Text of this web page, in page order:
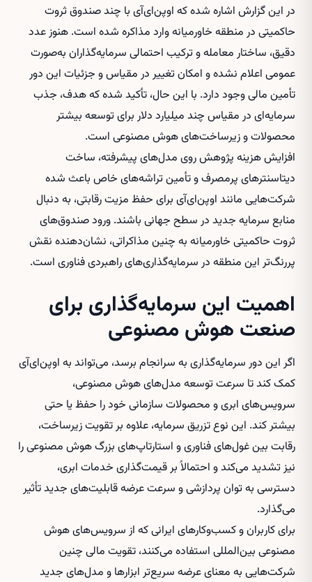
در این گزارش اشاره شده که اوپن‌ای‌آی با چند صندوق ثروت
حاکمیتی در منطقه خاورمیانه وارد مذاکره شده است. هنوز عدد
دقیق، ساختار معامله و ترکیب احتمالی سرمایه‌گذاران به‌صورت
عمومی اعلام نشده و امکان تغییر در مقیاس و جزئیات این دور
تأمین مالی وجود دارد. با این حال، تأکید شده که هدف، جذب
سرمایه‌ای در مقیاس چند میلیارد دلار برای توسعه بیشتر
محصولات و زیرساخت‌های هوش مصنوعی است.
افزایش هزینه پژوهش روی مدل‌های پیشرفته، ساخت
دیتاسنترهای پرمصرف و تأمین تراشه‌های خاص باعث شده
شرکت‌هایی مانند اوپن‌ای‌آی برای حفظ مزیت رقابتی، به دنبال
منابع سرمایه‌ جدید در سطح جهانی باشند. ورود صندوق‌های
ثروت حاکمیتی خاورمیانه به چنین مذاکراتی، نشان‌دهنده نقش
پررنگ‌تر این منطقه در سرمایه‌گذاری‌های راهبردی فناوری است.
اهمیت این سرمایه‌گذاری برای
صنعت هوش مصنوعی
اگر این دور سرمایه‌گذاری به سرانجام برسد، می‌تواند به اوپن‌ای‌آی
کمک کند تا سرعت توسعه مدل‌های هوش مصنوعی،
سرویس‌های ابری و محصولات سازمانی خود را حفظ یا حتی
بیشتر کند. این نوع تزریق سرمایه، علاوه بر تقویت زیرساخت،
رقابت بین غول‌های فناوری و استارتاپ‌های بزرگ هوش مصنوعی را
نیز تشدید می‌کند و احتمالاً بر قیمت‌گذاری خدمات ابری،
دسترسی به توان پردازشی و سرعت عرضه قابلیت‌های جدید تأثیر
می‌گذارد.
برای کاربران و کسب‌وکارهای ایرانی که از سرویس‌های هوش
مصنوعی بین‌المللی استفاده می‌کنند، تقویت مالی چنین
شرکت‌هایی به معنای عرضه سریع‌تر ابزارها و مدل‌های جدید